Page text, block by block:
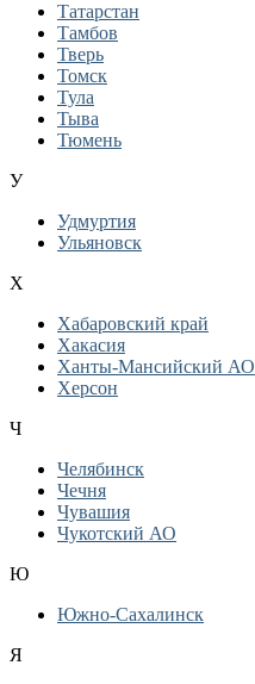
Татарстан
Тамбов
Тверь
Томск
Тула
Тыва
Тюмень
У
Удмуртия
Ульяновск
Х
Хабаровский край
Хакасия
Ханты-Мансийский АО
Херсон
Ч
Челябинск
Чечня
Чувашия
Чукотский АО
Ю
Южно-Сахалинск
Я